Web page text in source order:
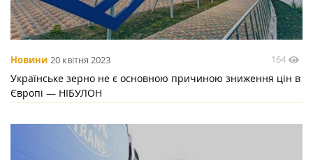
Новини 20 квітня 2023 164
Українське зерно не є основною причиною зниження цін в
Європі — НІБУЛОН